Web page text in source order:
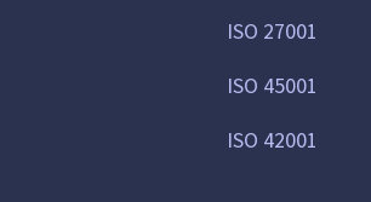
ISO 27001
ISO 45001
ISO 42001